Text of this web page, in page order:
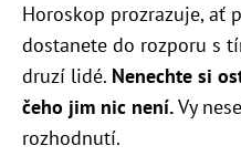
Horoskop prozrazuje, ať
dostanete do rozporu s
druzí lidé. Nenechte si
čeho jim nic není.Vy
rozhodnutí.